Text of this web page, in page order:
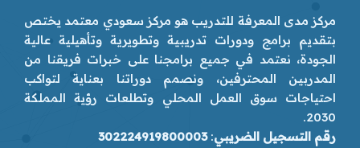
مركز مدى المعرفة للتدريب هو مركز سعودي معتمد يختص
بتقديم برامج ودورات تدريبية وتطويرية وتأهيلية عالية
الجودة، نعتمد في جميع برامجنا على خبرات فريقنا من
المدربين المحترفين، ونصمم دوراتنا بعناية لتواكب
احتياجات سوق العمل المحلي وتطلعات رؤية المملكة
2030.
رقم التسجيل الضريبي:
302224919800003